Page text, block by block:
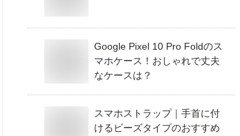
Google Pixel 10 Pro Foldのス
マホケース！おしゃれで丈夫
なケースは？
スマホストラップ｜手首に付
けるビーズタイプのおすすめ